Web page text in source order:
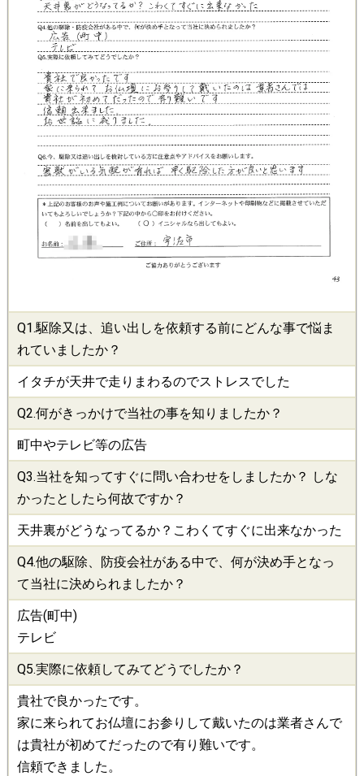
Q1.駆除又は、追い出しを依頼する前にどんな事で悩ま
れていましたか？
イタチが天井で走りまわるのでストレスでした
Q2.何がきっかけで当社の事を知りましたか？
町中やテレビ等の広告
Q3.当社を知ってすぐに問い合わせをしましたか？ しな
かったとしたら何故ですか？
天井裏がどうなってるか？こわくてすぐに出来なかった
Q4.他の駆除、 防疫会社がある中で、何が決め手となっ
て当社に決められましたか？
広告(町中)
テレビ
Q5.実際に依頼してみてどうでしたか？
貴社で良かったです。
家に来られてお仏壇にお参りして戴いたのは業者さんで
は貴社が初めてだったので有り難いです。
信頼できました。